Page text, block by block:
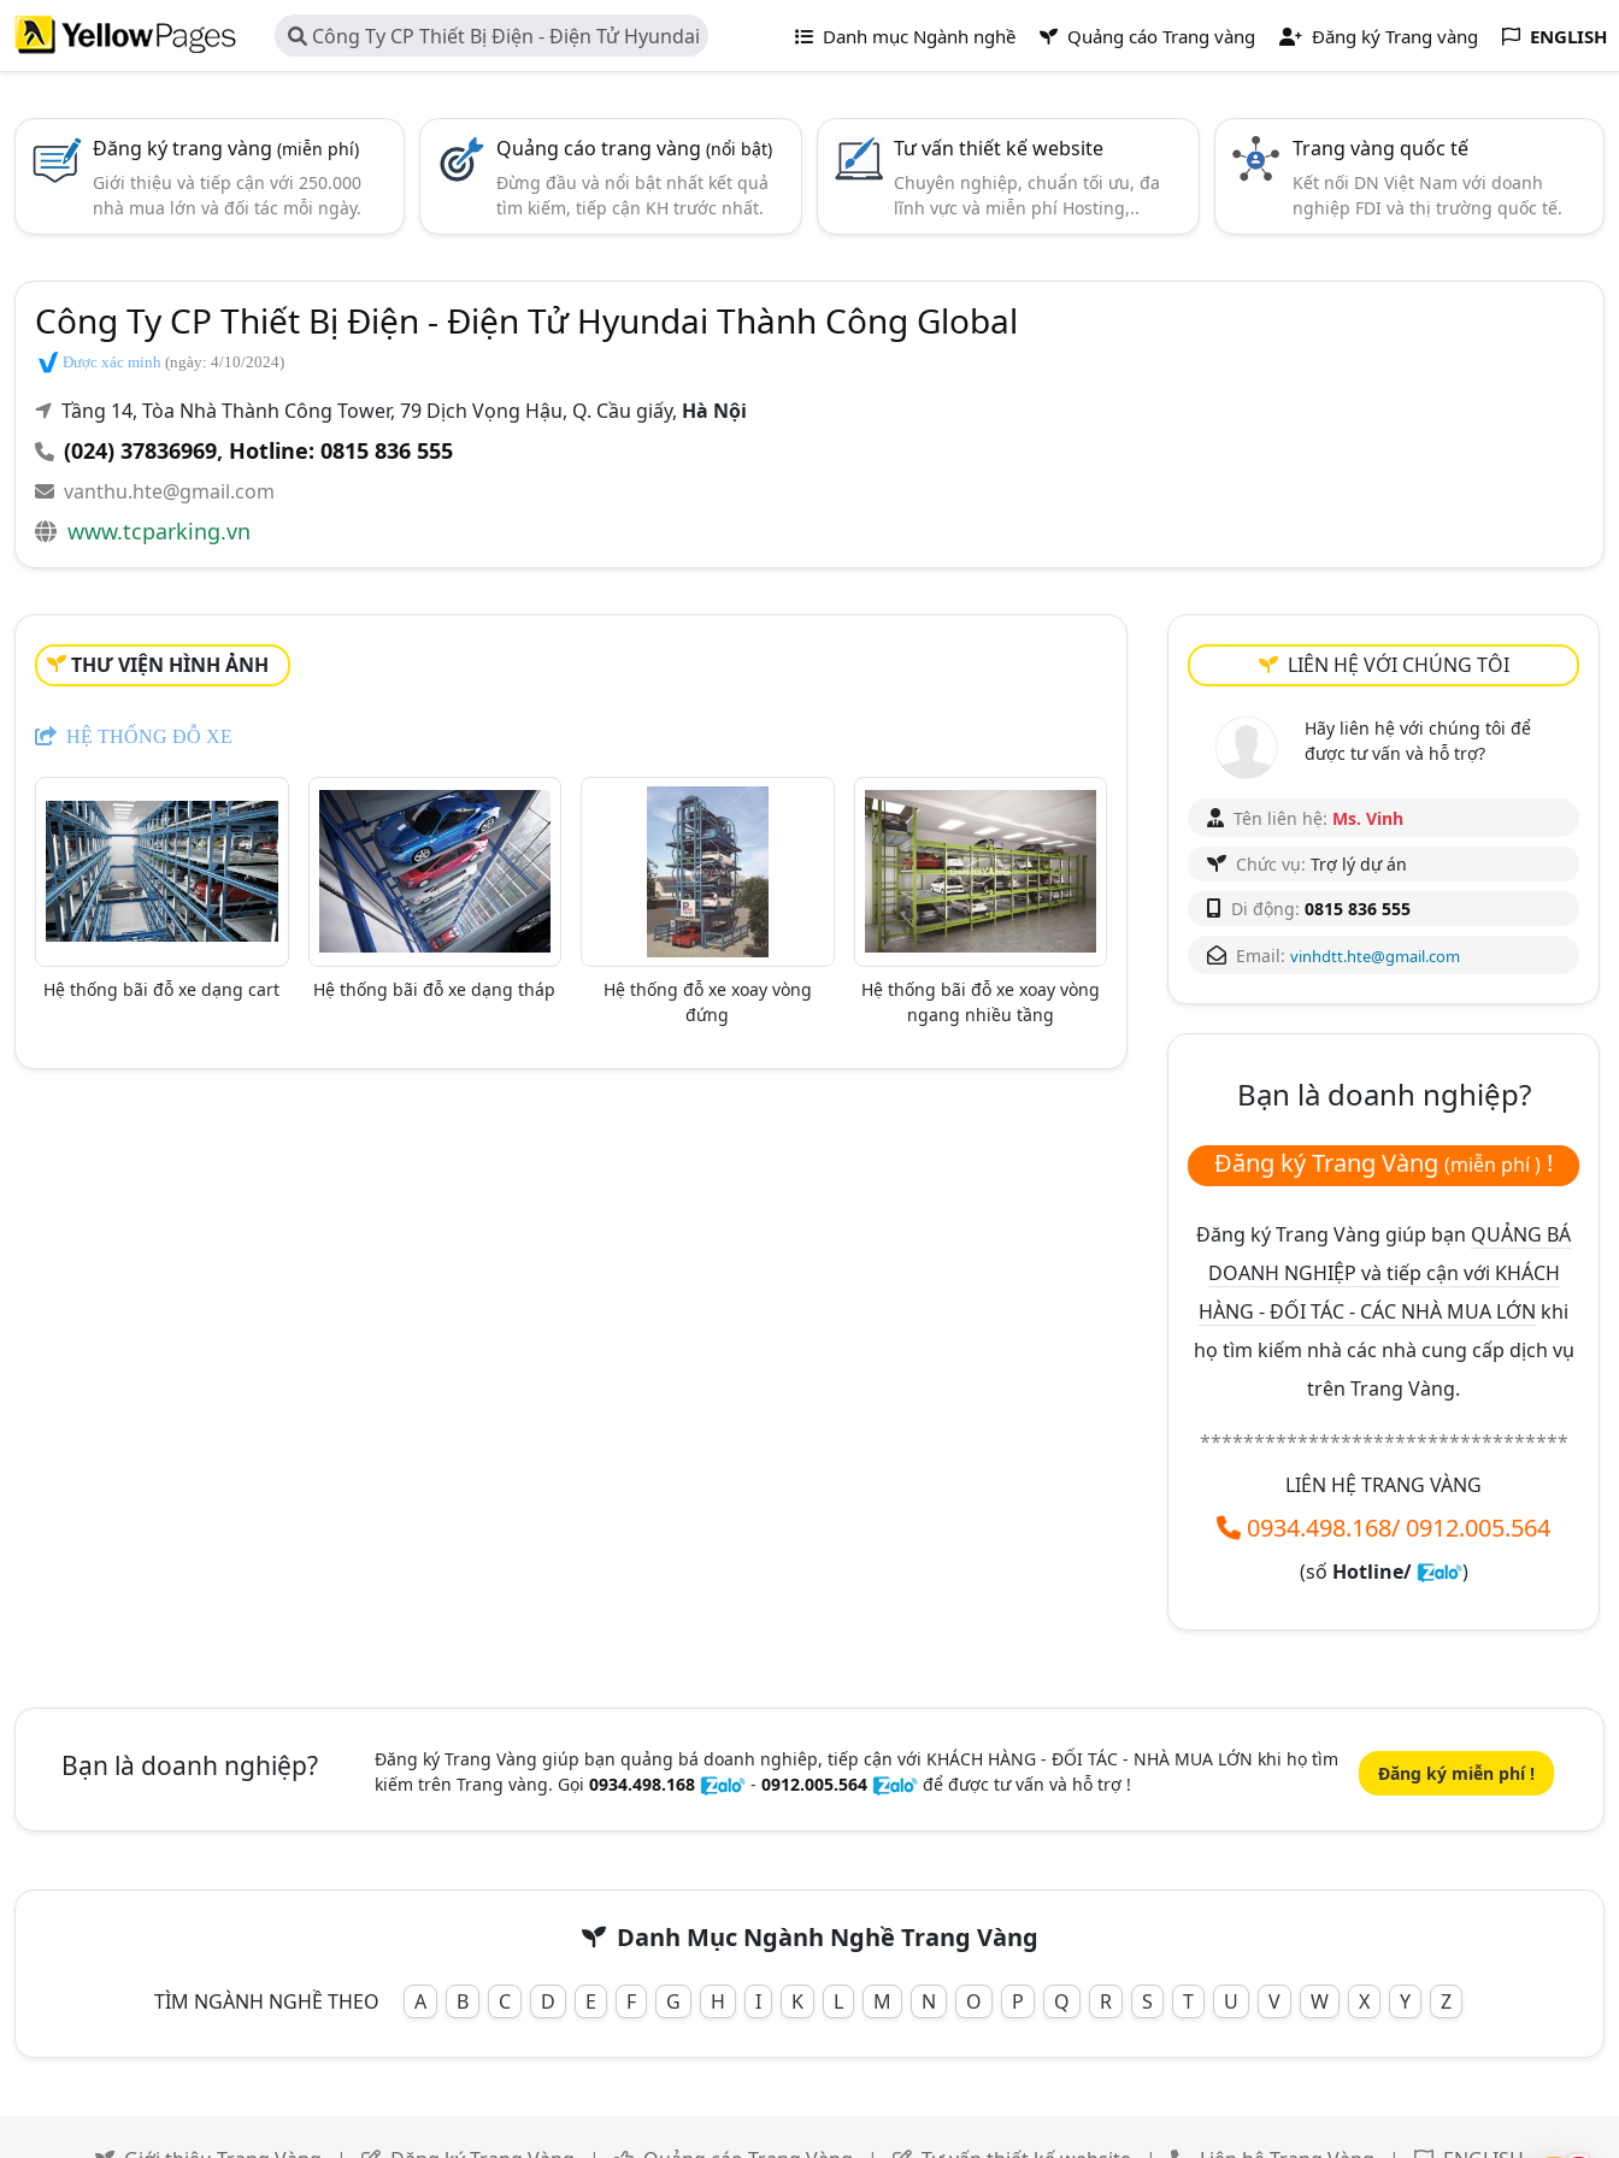
Công Ty CP Thiết Bị Điện - Điện Tử Hyundai
Thành Công Global
Danh mục Ngành nghề Quảng cáo Trang vàng Đăng ký Trang vàng ENGLISH
Đăng ký trang vàng (miễn phí)
Giới thiệu và tiếp cận với 250.000
nhà mua lớn và đối tác mỗi ngày.
Quảng cáo trang vàng(nổi bật)
Đừng đầu và nổi bật nhất kết quả
tìm kiếm, tiếp cận KH trước nhất.
Tư vấn thiết kế website
Chuyên nghiệp, chuẩn tối ưu, đa
lĩnh vực và miễn phí Hosting,..
Trang vàng quốc tế
Kết nối DN Việt Nam với doanh
nghiệp FDI và thị trường quốc tế.
Công Ty CP Thiết Bị Điện - Điện Tử Hyundai Thành Công Global
Được xác minh (ngày: 4/10/2024)
Tầng 14, Tòa Nhà Thành Công Tower, 79 Dịch Vọng Hậu, Q. Cầu giấy, Hà Nội
(024) 37836969, Hotline: 0815 836 555
vanthu.hte@gmail.com
www.tcparking.vn
THƯ VIỆN HÌNH ẢNH
HỆ THỐNG ĐỖ XE
Hệ thống bãi đỗ xe dạng cart Hệ thống bãi đỗ xe dạng tháp
Hệ thống đỗ xe xoay vòng
đứng
Hệ thống bãi đỗ xe xoay vòng
ngang nhiều tầng
LIÊN HỆ VỚI CHÚNG TÔI
Hãy liên hệ với chúng tôi để
được tư vấn và hỗ trợ?
Tên liên hệ: Ms. Vinh
Chức vụ: Trợ lý dự án
Di động: 0815 836 555
Email: vinhdtt.hte@gmail.com
Bạn là doanh nghiệp?
Đăng ký Trang Vàng (miễn phí ) !
Đăng ký Trang Vàng giúp bạn QUẢNG BÁ
DOANH NGHIỆP và tiếp cận với KHÁCH
HÀNG - ĐỐI TÁC - CÁC NHÀ MUA LỚN khi
họ tìm kiếm nhà các nhà cung cấp dịch vụ
trên Trang Vàng.
**********************************
LIÊN HỆ TRANG VÀNG
0934.498.168/ 0912.005.564
(số Hotline/ )
Bạn là doanh nghiệp?
Đăng ký Trang Vàng giúp bạn quảng bá doanh nghiêp, tiếp cận với KHÁCH HÀNG - ĐỐI TÁC - NHÀ MUA LỚN khi họ tìm
kiếm trên Trang vàng. Gọi 0934.498.168 - 0912.005.564 để được tư vấn và hỗ trợ ! Đăng ký miễn phí !
Danh Mục Ngành Nghề Trang Vàng
TÌM NGÀNH NGHỀ THEO A B C D E F G H I K L M N O P Q R S T U V W X Y Z